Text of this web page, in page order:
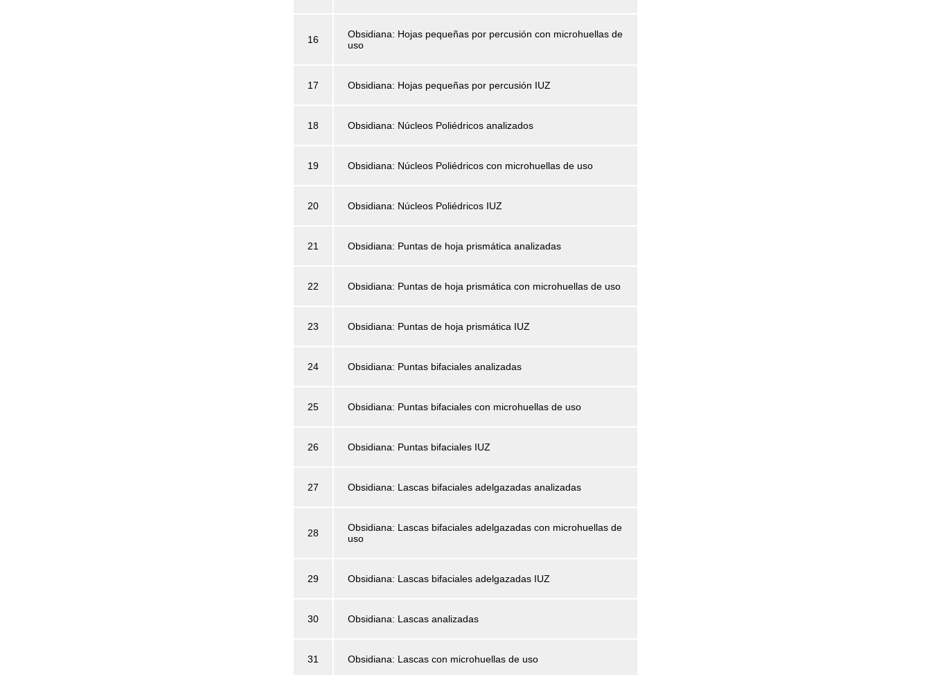
16
Obsidiana: Hojas pequeñas por percusión con microhuellas de
uso
17 Obsidiana: Hojas pequeñas por percusión IUZ
18 Obsidiana: Núcleos Poliédricos analizados
19 Obsidiana: Núcleos Poliédricos con microhuellas de uso
20 Obsidiana: Núcleos Poliédricos IUZ
21 Obsidiana: Puntas de hoja prismática analizadas
22 Obsidiana: Puntas de hoja prismática con microhuellas de uso
23 Obsidiana: Puntas de hoja prismática IUZ
24 Obsidiana: Puntas bifaciales analizadas
25 Obsidiana: Puntas bifaciales con microhuellas de uso
26 Obsidiana: Puntas bifaciales IUZ
27 Obsidiana: Lascas bifaciales adelgazadas analizadas
28
Obsidiana: Lascas bifaciales adelgazadas con microhuellas de
uso
29 Obsidiana: Lascas bifaciales adelgazadas IUZ
30 Obsidiana: Lascas analizadas
31 Obsidiana: Lascas con microhuellas de uso